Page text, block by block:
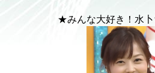
★みんな大好き！水卜